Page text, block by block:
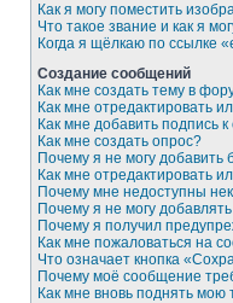
Как я могу поместить
Что такое звание и как я
Когда я щёлкаю по ссылке
Создание сообщений
Как мне создать тему в
Как мне отредактировать
Как мне добавить подпись
Как мне создать опрос?
Почему я не могу добавить
Как мне отредактировать
Почему мне недоступны
Почему я не могу
Почему я получил
Как мне пожаловаться на
Что означает кнопка
Почему моё сообщение
Как мне вновь поднять мою